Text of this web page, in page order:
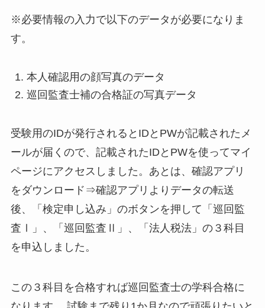
※必要情報の入力で以下のデータが必要になりま
す。
本人確認用の顔写真のデータ
巡回監査士補の合格証の写真データ
受験用のIDが発行されるとIDとPWが記載されたメ
ールが届くので、記載されたIDとPWを使ってマイ
ページにアクセスしました。あとは、確認アプリ
をダウンロード⇒確認アプリよりデータの転送
後、「検定申し込み」のボタンを押して「巡回監
査Ⅰ」、「巡回監査Ⅱ」、「法人税法」の３科目
を申込しました。
この３科目を合格すれば巡回監査士の学科合格に